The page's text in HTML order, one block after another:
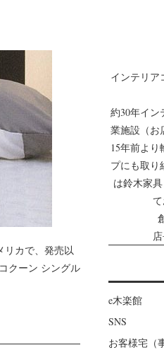
リカで、発売以
クーン シングル
インテリア
約30年イン
業施設（お
15年前よ
プにも取り
は鈴木家
e木楽館
SNS
お客様宅（